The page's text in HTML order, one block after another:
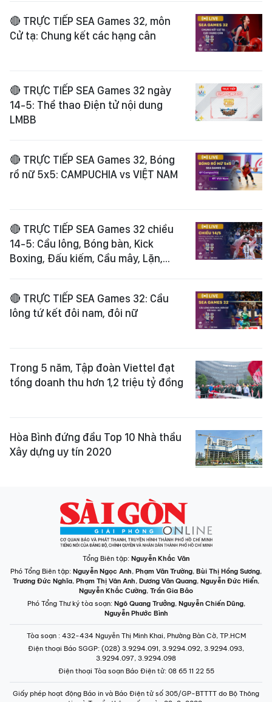
🔴 TRỰC TIẾP SEA Games 32, môn
Cử tạ: Chung kết các hạng cân
🔴 TRỰC TIẾP SEA Games 32 ngày
14-5: Thể thao Điện tử nội dung
LMBB
🔴 TRỰC TIẾP SEA Games 32, Bóng
rổ nữ 5x5: CAMPUCHIA vs VIỆT NAM
🔴 TRỰC TIẾP SEA Games 32 chiều
14-5: Cầu lông, Bóng bàn, Kick
Boxing, Đấu kiếm, Cầu mây, Lặn,...
🔴 TRỰC TIẾP SEA Games 32: Cầu
lông tứ kết đôi nam, đôi nữ
Trong 5 năm, Tập đoàn Viettel đạt
tổng doanh thu hơn 1,2 triệu tỷ đồng
Hòa Bình đứng đầu Top 10 Nhà thầu
Xây dựng uy tín 2020
Tổng Biên tập: Nguyễn Khắc Văn
Phó Tổng Biên tập: Nguyễn Ngọc Anh, Phạm Văn Trường, Bùi Thị Hồng Sương,
Trương Đức Nghĩa, Phạm Thị Vân Anh, Dương Văn Quang, Nguyễn Đức Hiển,
Nguyễn Khắc Cường, Trần Gia Bảo
Phó Tổng Thư ký tòa soạn: Ngô Quang Trưởng, Nguyễn Chiến Dũng,
Nguyễn Phước Bình
Tòa soạn : 432-434 Nguyễn Thị Minh Khai, Phường Bàn Cờ, TP.HCM
Điện thoại Báo SGGP: (028) 3.9294.091, 3.9294.092, 3.9294.093,
3.9294.097, 3.9294.098
Điện thoại Tòa soạn Báo Điện tử: 08 65 11 22 55
Giấy phép hoạt động Báo in và Báo Điện tử số 305/GP-BTTTT do Bộ Thông